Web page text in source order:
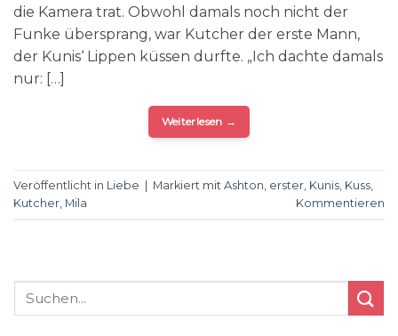
die Kamera trat. Obwohl damals noch nicht der
Funke übersprang, war Kutcher der erste Mann,
der Kunis‘ Lippen küssen durfte. „Ich dachte damals
nur: […]
Weiterlesen →
Veröffentlicht in Liebe | Markiert mit Ashton erster Kunis Kuss
Kutcher Mila Kommentieren